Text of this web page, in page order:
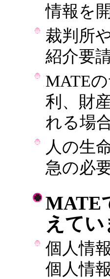
情報を
裁判所
紹介要
MATE
利、財
れる場
人の生
急の必
MATE
えてい
個人情
個人情